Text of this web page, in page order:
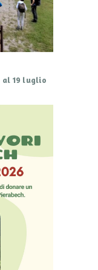
al 19 luglio